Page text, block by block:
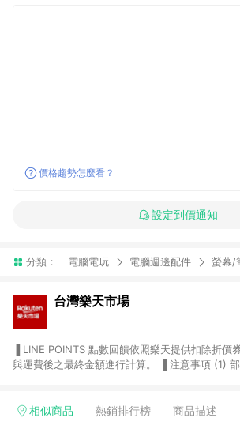
價格趨勢怎麼看？
設定到價通知
分類： 電腦電玩 電腦週邊配件 螢幕/
台灣樂天市場
與運費後之最終金額進行計算。 ▐ 注意事項 (1) 部分服務及店家
Smart mobile、神腦生活、JS巨盛、樂天KOBO電
相似商品 熱銷排行榜 商品描述